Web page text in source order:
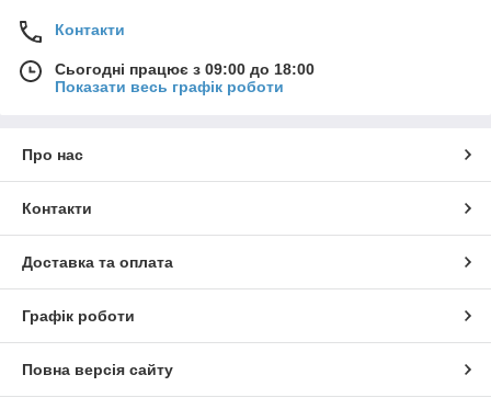
Контакти
Сьогодні працює з 09:00 до 18:00
Показати весь графік роботи
Про нас
Контакти
Доставка та оплата
Графік роботи
Повна версія сайту